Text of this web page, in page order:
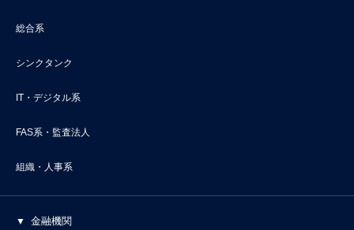
総合系
シンクタンク
IT・デジタル系
FAS系・監査法人
組織・人事系
金融機関